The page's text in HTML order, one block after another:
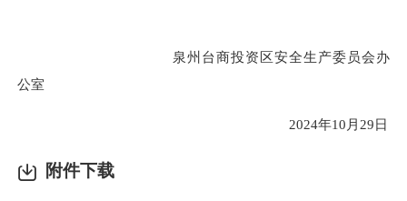
泉州台商投资区安全生产委员会办
公室
2024年10月29日
附件下载